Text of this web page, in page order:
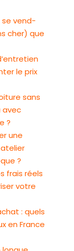
se vend-
cher) que
le prix
sans
avec
?
une
?
frais réels
votre
: quels
en France